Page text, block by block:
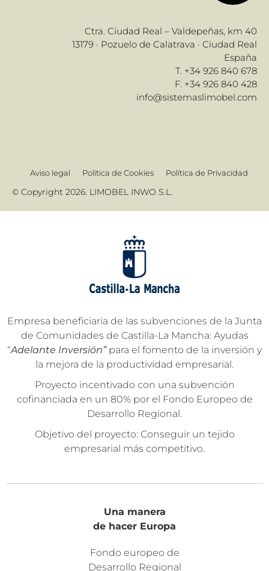
Ctra. Ciudad Real – Valdepeñas, km 40
13179 · Pozuelo de Calatrava · Ciudad Real
España
T. +34 926 840 678
F. +34 926 840 428
info@sistemaslimobel.com
Aviso legal Política de Cookies Política de Privacidad
© Copyright 2026. LIMOBEL INWO S.L.
Empresa beneficiaria de las subvenciones de la Junta
de Comunidades de Castilla-La Mancha: Ayudas
“Adelante Inversión”para el fomento de la inversión y
la mejora de la productividad empresarial.
Proyecto incentivado con una subvención
cofinanciada en un 80% por el Fondo Europeo de
Desarrollo Regional.
Objetivo del proyecto: Conseguir un tejido
empresarial más competitivo.
Una manera
de hacer Europa
Fondo europeo de
Desarrollo Regional